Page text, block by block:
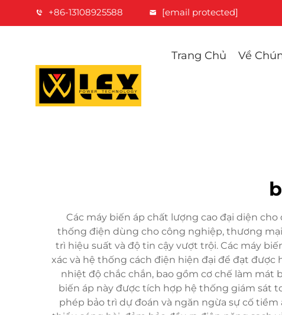
+86-13108925588 [email protected]
Trang Chủ Về
Các máy biến áp chất lượng cao đại diện
thống điện dùng cho công nghiệp, thương
trì hiệu suất và độ tin cậy vượt trội. Các máy
xác và hệ thống cách điện hiện đại để đạt
nhiệt độ chắc chắn, bao gồm cơ chế làm mát
biến áp này được tích hợp hệ thống giám sát
phép bảo trì dự đoán và ngăn ngừa sự cố